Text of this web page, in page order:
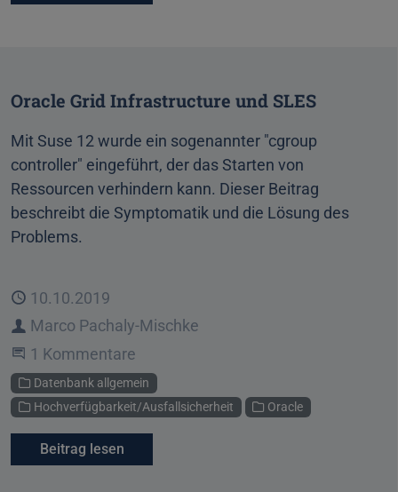
Oracle Grid Infrastructure und SLES
Mit Suse 12 wurde ein sogenannter "cgroup
controller" eingeführt, der das Starten von
Ressourcen verhindern kann. Dieser Beitrag
beschreibt die Symptomatik und die Lösung des
Problems.
Veröffentlicht
10.10.2019
Autor
Marco Pachaly-Mischke
An der Unterhaltung teilnehmen
1 Kommentare
Kategorien
Datenbank allgemein
Hochverfügbarkeit/Ausfallsicherheit
Oracle
Beitrag lesen